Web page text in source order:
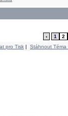
‹ 1
2
pro Tisk | Stáhnout Téma